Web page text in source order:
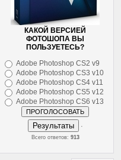
КАКОЙ ВЕРСИЕЙ
ФОТОШОПА ВЫ
ПОЛЬЗУЕТЕСЬ?
Adobe Photoshop CS2 v9
Adobe Photoshop CS3 v10
Adobe Photoshop CS4 v11
Adobe Photoshop CS5 v12
Adobe Photoshop CS6 v13
Результаты ·
Всего ответов: 913